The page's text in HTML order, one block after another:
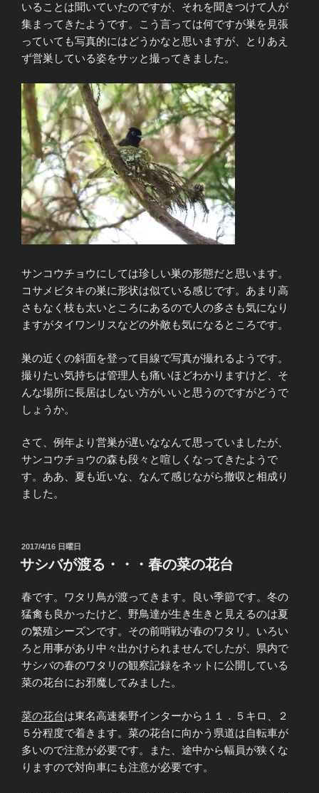
いることは聞いていたのですが、それを聞きつけて人が
集まってきたようです。こう言っては何ですが巣を見張
っていても写真的にはどうかなと思いますが、とりあえ
ず営巣している姿をサッと撮ってきました。
サンコウチョウにしては珍しい巣の形態だと思います。
コサメビタキの巣に形状は似ている感じです。あまり高
さもなく枝も太いところにあるので人の多さも気になり
ますがタイワンリスなどの外敵も気になるところです。
巣の近くの斜面を登って目線で写真が撮れるようです。
撮りたい気持ちは管理人も痛いほどわかりますけど、そ
んな場所に長居はしない方がいいと思うのですがどうで
しょうか。
さて、例年より営巣が遅いななんて思っていましたが、
サンコウチョウの森も段々と喧しくなってきたようで
す。ああ、夏も近いな、なんて感じながら撤収と相成り
ました。
投
稿
日:
2017/4/16 日曜日
サシバが渡る・・・春の菜の花台
春です。ワタリ鳥が渡ってきます。良い季節です。冬の
猛禽も良かったけど、野鳥達が生き生きと見えるのは夏
の繁殖シーズンです。その前哨戦が春のワタリ。いろい
ろと用事があり中々出かけられませんでしたが、県内で
サシバの春のワタリの観察記録をネットに公開している
菜の花台にお邪魔してみました。
菜の花台は東名高速秦野インターから１１．５キロ、２
５分程度で着きます。菜の花台に向かう県道は自転車が
多いので注意が必要です。また、途中から幅員が狭くな
りますので対向車にも注意が必要です。